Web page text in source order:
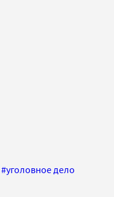
#уголовное дело